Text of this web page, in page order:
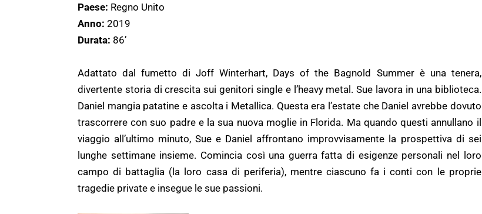
Paese: Regno Unito
Anno: 2019
Durata: 86’
Adattato dal fumetto di Joff Winterhart, Days of the Bagnold Summer è una tenera,
divertente storia di crescita sui genitori single e l’heavy metal. Sue lavora in una biblioteca.
Daniel mangia patatine e ascolta i Metallica. Questa era l’estate che Daniel avrebbe dovuto
trascorrere con suo padre e la sua nuova moglie in Florida. Ma quando questi annullano il
viaggio all’ultimo minuto, Sue e Daniel affrontano improvvisamente la prospettiva di sei
lunghe settimane insieme. Comincia così una guerra fatta di esigenze personali nel loro
campo di battaglia (la loro casa di periferia), mentre ciascuno fa i conti con le proprie
tragedie private e insegue le sue passioni.